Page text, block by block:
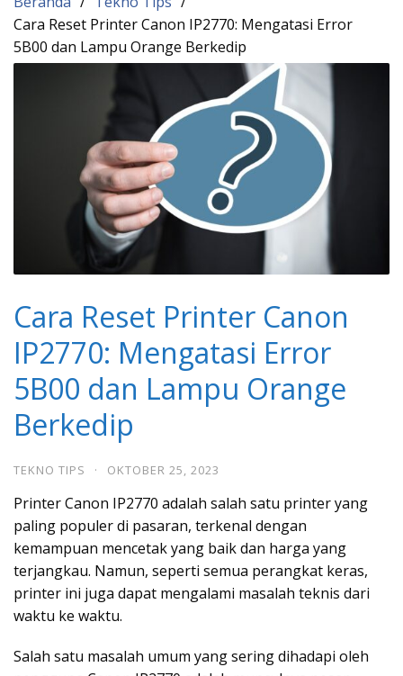
Cara Reset Printer Canon IP2770: Mengatasi Error
5B00 dan Lampu Orange Berkedip
Cara Reset Printer Canon
IP2770: Mengatasi Error
5B00 dan Lampu Orange
Berkedip
TEKNO TIPS · OKTOBER 25, 2023
Printer Canon IP2770 adalah salah satu printer yang
paling populer di pasaran, terkenal dengan
kemampuan mencetak yang baik dan harga yang
terjangkau. Namun, seperti semua perangkat keras,
printer ini juga dapat mengalami masalah teknis dari
waktu ke waktu.
Salah satu masalah umum yang sering dihadapi oleh